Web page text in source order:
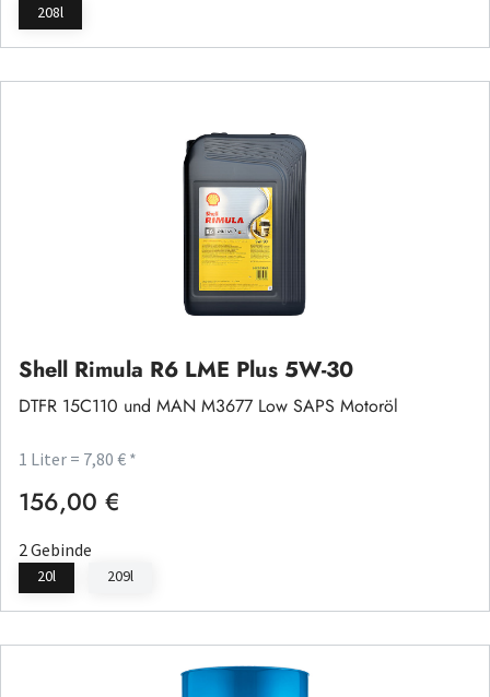
208l
Shell Rimula R6 LME Plus 5W-30
DTFR 15C110 und MAN M3677 Low SAPS Motoröl
1 Liter = 7,80 € *
Regulärer Preis:
156,00 €
2 Gebinde
20l 209l